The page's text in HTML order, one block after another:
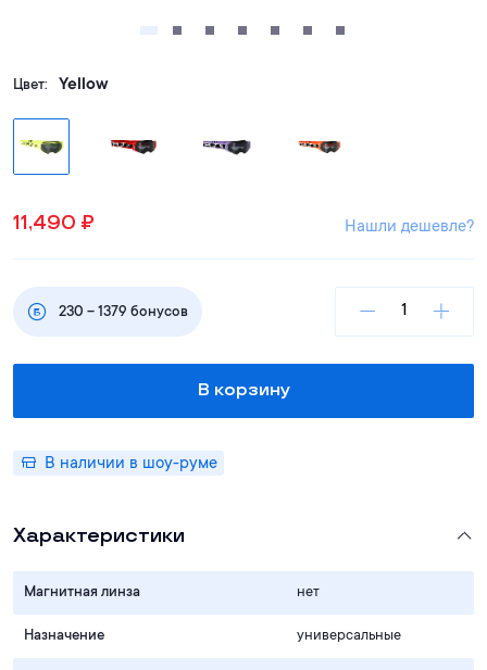
Цвет: Yellow
11,490 ₽ Нашли дешевле?
230 – 1379 бонусов
В корзину
В наличии в шоу-руме
Характеристики
Магнитная линза нет
Назначение универсальные